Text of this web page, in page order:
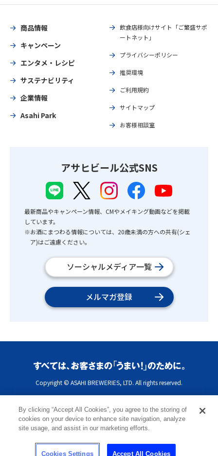
商品情報
キャンペーン
エンタメ・レシピ
サステナビリティ
企業情報
Asahi Park
飲食店様向けサイト「ご繁盛サポ
ートネット」
プライバシーポリシー
推奨環境
ご利用規約
サイトマップ
お客様相談室
アサヒビール公式SNS
最新商品やキャンペーン情報、CMやメイキング動画などを掲載
しています。
※お酒にまつわる情報については、20歳未満の方への共有(シェ
ア)はご遠慮ください。
ソーシャルメディア一覧
メルマガ登録
Copyright © ASAHI BREWERIES, LTD. All rights reserved.
By clicking “Accept All Cookies”, you agree to the storing of
cookies on your device to enhance site navigation, analyze
site usage, and assist in our marketing efforts.
Cookies Settings Accept All Cookies